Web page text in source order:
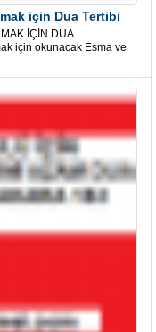
için Dua Tertibi
İÇİN DUA
için okunacak Esma ve